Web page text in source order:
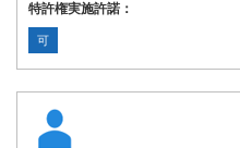
特許権実施許諾：
可